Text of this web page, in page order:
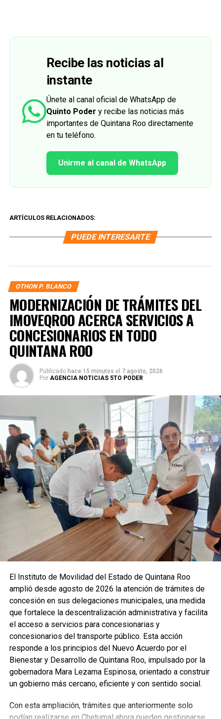
Recibe las noticias al
instante
Únete al canal oficial de WhatsApp de
Quinto Poder y recibe las noticias más
importantes de Quintana Roo directamente
en tu teléfono.
Unirme al canal de WhatsApp
ARTÍCULOS RELACIONADOS:
PUEDE INTERESARTE
OTHON P. BLANCO
MODERNIZACIÓN DE TRÁMITES DEL
IMOVEQROO ACERCA SERVICIOS A
CONCESIONARIOS EN TODO
QUINTANA ROO
Publicado hace 15 minutos el 7 agosto, 2026
Por AGENCIA NOTICIAS 5TO PODER
El Instituto de Movilidad del Estado de Quintana Roo
amplió desde agosto de 2026 la atención de trámites de
concesión en sus delegaciones municipales, una medida
que fortalece la descentralización administrativa y facilita
el acceso a servicios para concesionarias y
concesionarios del transporte público. Esta acción
responde a los principios del Nuevo Acuerdo por el
Bienestar y Desarrollo de Quintana Roo, impulsado por la
gobernadora Mara Lezama Espinosa, orientado a construir
un gobierno más cercano, eficiente y con sentido social.
Con esta ampliación, trámites que anteriormente solo